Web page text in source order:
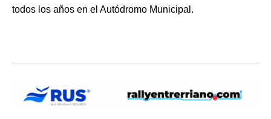
todos los años en el Autódromo Municipal.